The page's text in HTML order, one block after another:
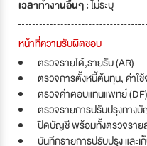
Center and Vision Center) ศูนย์
Center) อาร์ เอส ยู ภิณ์มธารา เ
อาร์ เอส ยู เฮลแคร์ จำกัด เป็นบริษั
ปี พ.ศ. 2549 ตามนโยบายของท่า
รัตน์ ที่ประกอบด้วยศูนย์การแพทย์เ
เซ็นเตอร์ ศูนย์จักษุแพทย์ ศูนย์ชีวา
สายตา อาร์ เอส ยู ศูนย์ทันตกรรม
ติก้า อาร์เอสยู เฮลท์ แคร์ เป็นศูนย์
มาตรฐานการให้บริการเช่นเดียวกั
เวลาทำงานอื่นๆ :ไม่ระบุ
หน้าที่ความรับผิดชอบ
ตรวจรายได้,รายรับ (AR)
ตรวจการตั้งหนี้ต้นทุน, ค่าใ
ตรวจค่าตอบแทนแพทย์ (DF)
ตรวจรายการปรับปรุงทาง
ปิดบัญชี พร้อมทั้งตรวจรายล
บันทึกรายการปรับปรุง และเ